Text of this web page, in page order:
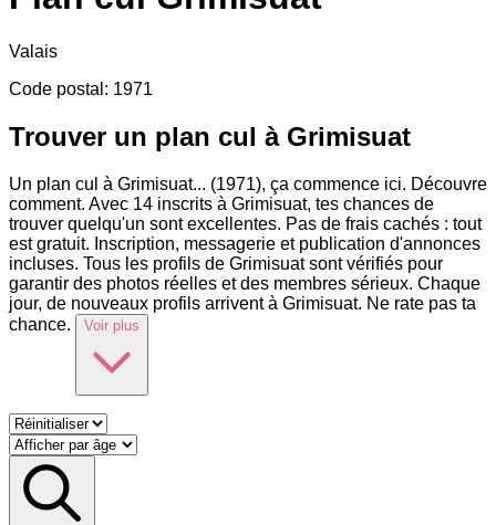
Valais
Code postal : 1971
Trouver un plan cul à Grimisuat
Un plan cul à Grimisuat... (1971), ça commence ici. Découvre
comment. Avec 14 inscrits à Grimisuat, tes chances de
trouver quelqu'un sont excellentes. Pas de frais cachés : tout
est gratuit. Inscription, messagerie et publication d'annonces
incluses. Tous les profils de Grimisuat sont vérifiés pour
garantir des photos réelles et des membres sérieux. Chaque
jour, de nouveaux profils arrivent à Grimisuat. Ne rate pas ta
chance.
Voir plus